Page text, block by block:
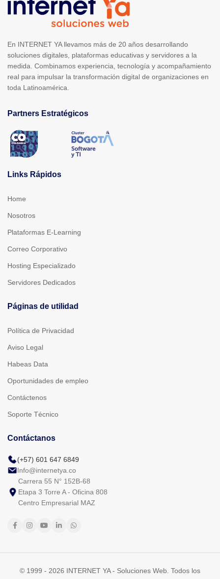
En INTERNET YA llevamos más de 20 años desarrollando
soluciones digitales, plataformas educativas y servidores a la
medida. Combinamos experiencia, tecnología y acompañamiento
real para impulsar la transformación digital de organizaciones en
toda Latinoamérica.
Partners Estratégicos
Links Rápidos
Home
Nosotros
Plataformas E-Learning
Correo Corporativo
Hosting Especializado
Servidores Dedicados
Páginas de utilidad
Política de Privacidad
Aviso Legal
Habeas Data
Oportunidades de empleo
Contáctenos
Soporte Técnico
Contáctanos
(+57) 601 647 6849
Info@internetya.co
Carrera 55 N° 152B-68
Etapa 3 Torre A - Oficina 808
Centro Empresarial MAZ
© 1999 - 2026 INTERNET YA - Soluciones Web. Todos los